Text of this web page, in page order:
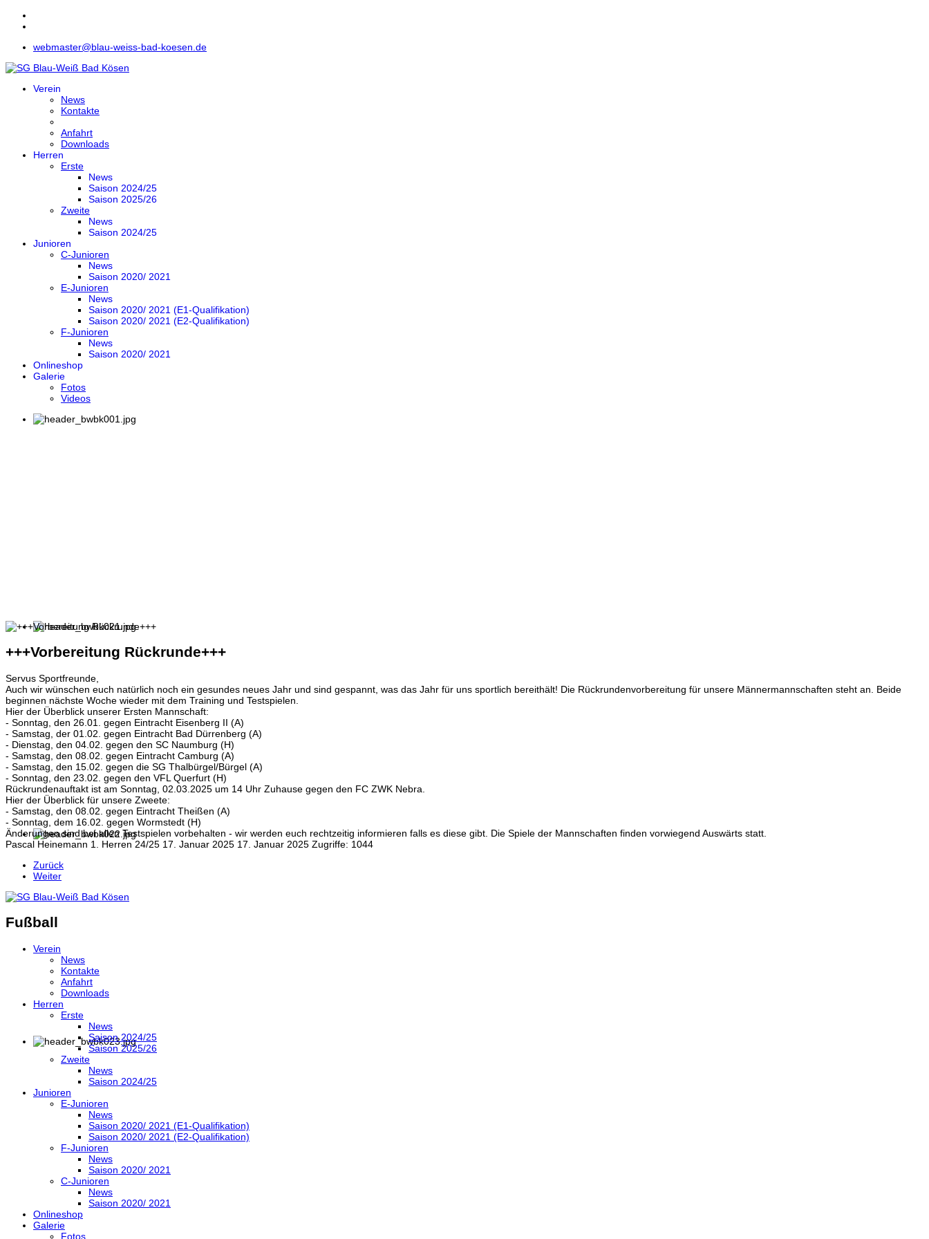
webmaster@blau-weiss-bad-koesen.de
Verein
News
Kontakte
Anfahrt
Downloads
Herren
Erste
News
Saison 2024/25
Saison 2025/26
Zweite
News
Saison 2024/25
Junioren
C-Junioren
News
Saison 2020/ 2021
E-Junioren
News
Saison 2020/ 2021 (E1-Qualifikation)
Saison 2020/ 2021 (E2-Qualifikation)
F-Junioren
News
Saison 2020/ 2021
Onlineshop
Galerie
Fotos
Videos
+++Vorbereitung Rückrunde+++
Servus Sportfreunde,
Auch wir wünschen euch natürlich noch ein gesundes neues Jahr und sind gespannt, was das Jahr für uns sportlich bereithält! Die Rückrundenvorbereitung für unsere Männermannschaften steht an. Beide
beginnen nächste Woche wieder mit dem Training und Testspielen.
Hier der Überblick unserer Ersten Mannschaft:
- Sonntag, den 26.01. gegen Eintracht Eisenberg II (A)
- Samstag, der 01.02. gegen Eintracht Bad Dürrenberg (A)
- Dienstag, den 04.02. gegen den SC Naumburg (H)
- Samstag, den 08.02. gegen Eintracht Camburg (A)
- Samstag, den 15.02. gegen die SG Thalbürgel/Bürgel (A)
- Sonntag, den 23.02. gegen den VFL Querfurt (H)
Rückrundenauftakt ist am Sonntag, 02.03.2025 um 14 Uhr Zuhause gegen den FC ZWK Nebra.
Hier der Überblick für unsere Zweete:
- Samstag, den 08.02. gegen Eintracht Theißen (A)
- Sonntag, dem 16.02. gegen Wormstedt (H)
Änderungen sind bei allen Testspielen vorbehalten - wir werden euch rechtzeitig informieren falls es diese gibt. Die Spiele der Mannschaften finden vorwiegend Auswärts statt.
Pascal Heinemann 1. Herren 24/25 17. Januar 2025 17. Januar 2025 Zugriffe: 1044
Zurück
Weiter
Fußball
Verein
News
Kontakte
Anfahrt
Downloads
Herren
Erste
News
Saison 2024/25
Saison 2025/26
Zweite
News
Saison 2024/25
Junioren
E-Junioren
News
Saison 2020/ 2021 (E1-Qualifikation)
Saison 2020/ 2021 (E2-Qualifikation)
F-Junioren
News
Saison 2020/ 2021
C-Junioren
News
Saison 2020/ 2021
Onlineshop
Galerie
Fotos